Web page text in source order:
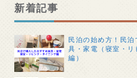
新着記事
民泊の始め方！民
具・家電（寝室・
編）